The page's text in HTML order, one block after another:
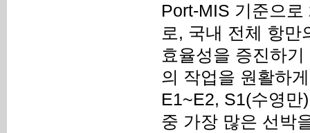
Port-MIS 기준으
로, 국내 전체 항
효율성을 증진하
의 작업을 원활하
E1~E2, S1(수영
중 가장 많은 선박